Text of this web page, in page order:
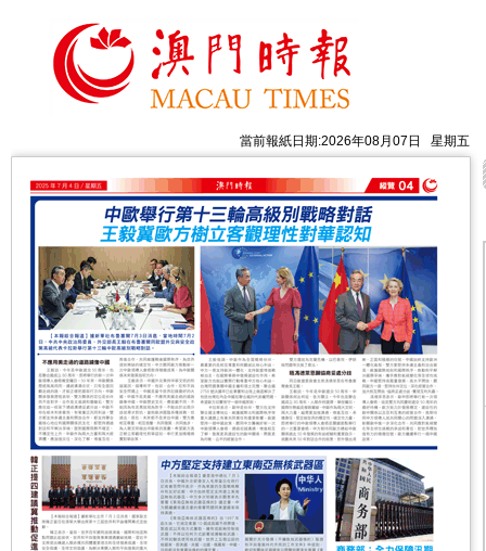
當前報紙日期:2026年08月07日 星期五